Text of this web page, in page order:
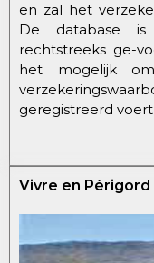
en zal het
De database
rechtstreeks ge-
het mogelijk
geregistreerd
Vivre en Périgord